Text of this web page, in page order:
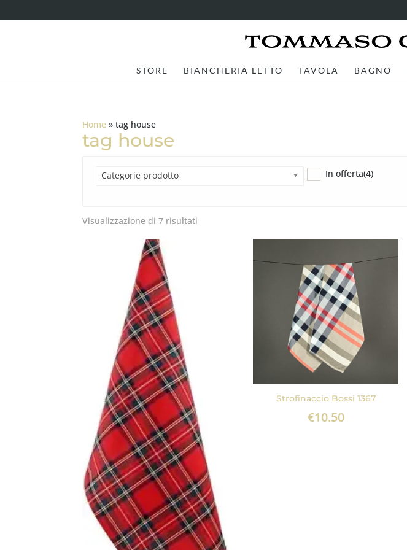
STORE BIANCHERIA LETTO TAVOLA BAGNO
Home »tag house
tag house
Categorie prodotto In offerta(4)
Visualizzazione di 7 risultati
Strofinaccio Bossi 1367
€10.50